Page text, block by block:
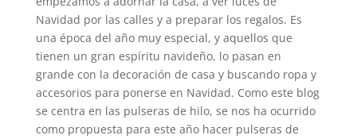
Navidad por las calles y a preparar los regalos. Es
una época del año muy especial, y aquellos que
tienen un gran espíritu navideño, lo pasan en
grande con la decoración de casa y buscando ropa y
accesorios para ponerse en Navidad. Como este blog
se centra en las pulseras de hilo, se nos ha ocurrido
como propuesta para este año hacer pulseras de